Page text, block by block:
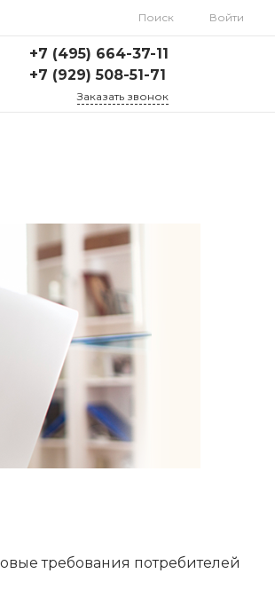
Поиск Войти
+7 (495) 664-37-11
+7 (929) 508-51-71
Заказать звонок
требования потребителей